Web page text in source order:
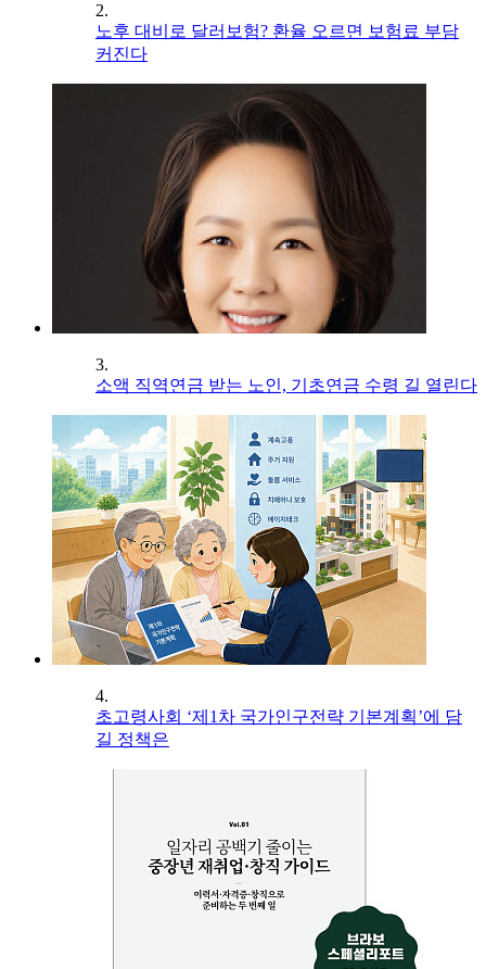
2.
노후 대비로 달러보험? 환율 오르면 보험료 부담
커진다
3.
소액 직역연금 받는 노인, 기초연금 수령 길 열린다
4.
초고령사회 ‘제1차 국가인구전략 기본계획’에 담
길 정책은